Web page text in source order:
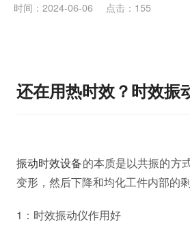
时间：2024-06-06 点击：155
还在用热时效？时效振
振动时效设备的本质是以共振的方
变形，然后下降和均化工件内部的
1：时效振动仪作用好